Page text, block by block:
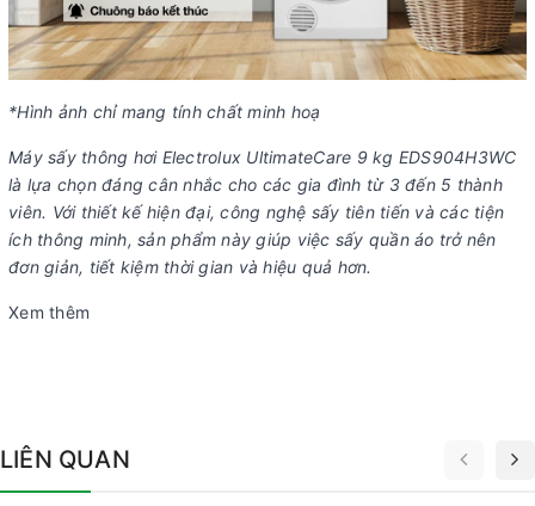
*Hình ảnh chỉ mang tính chất minh hoạ
Máy sấy thông hơi Electrolux UltimateCare 9 kg EDS904H3WC
là lựa chọn đáng cân nhắc cho các gia đình từ 3 đến 5 thành
viên. Với thiết kế hiện đại, công nghệ sấy tiên tiến và các tiện
ích thông minh, sản phẩm này giúp việc sấy quần áo trở nên
đơn giản, tiết kiệm thời gian và hiệu quả hơn.
Xem thêm
LIÊN QUAN